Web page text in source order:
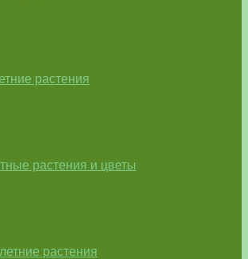
растения
растения и цветы
растения